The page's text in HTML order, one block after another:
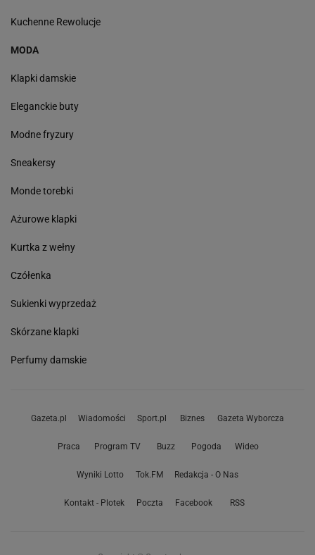
Kuchenne Rewolucje
MODA
Klapki damskie
Eleganckie buty
Modne fryzury
Sneakersy
Monde torebki
Ażurowe klapki
Kurtka z wełny
Czółenka
Sukienki wyprzedaż
Skórzane klapki
Perfumy damskie
Gazeta.pl Wiadomości Sport.pl Biznes Gazeta Wyborcza
Praca Program TV Buzz Pogoda Wideo
Wyniki Lotto Tok.FM Redakcja - O Nas
Kontakt - Plotek Poczta Facebook RSS